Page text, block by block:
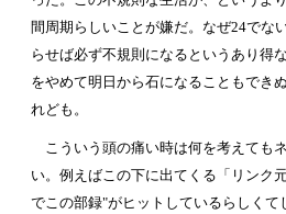
間周期らしいことが嫌だ。なぜ24でな
らせば必ず不規則になるというあり得
をやめて明日から石になることもでき
れども。
こういう頭の痛い時は何を考えても
い。例えばこの下に出てくる「リンク
でこの部録"がヒットしているらしくて